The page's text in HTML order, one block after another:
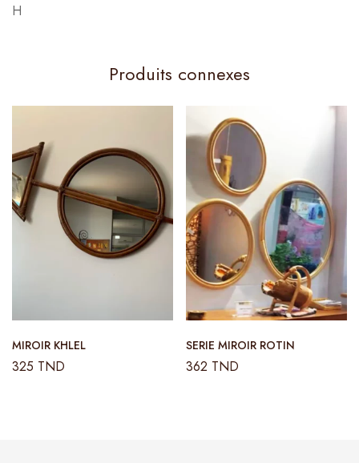
H
Produits connexes
MIROIR KHLEL
325 TND
SERIE MIROIR ROTIN
362 TND